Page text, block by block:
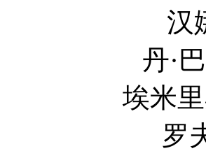
汉娜·韦
丹·巴克达
埃米里奥·
罗夫·凯